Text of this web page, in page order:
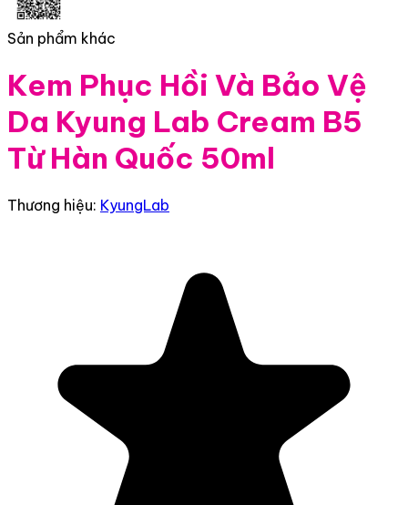
Sản phẩm khác
Kem Phục Hồi Và Bảo Vệ
Da Kyung Lab Cream B5
Từ Hàn Quốc 50ml
Thương hiệu: KyungLab